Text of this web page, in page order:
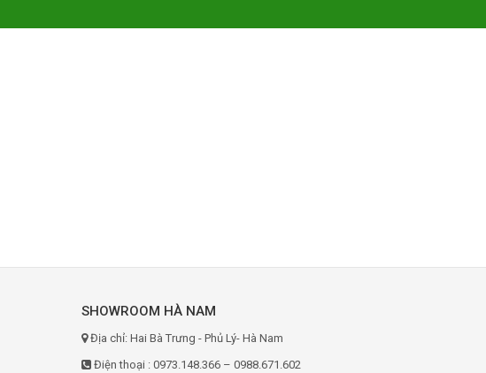
SHOWROOM HÀ NAM
Địa chỉ: Hai Bà Trưng - Phủ Lý- Hà Nam
Điện thoại : 0973.148.366 – 0988.671.602